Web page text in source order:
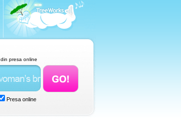
presa online
Presa online